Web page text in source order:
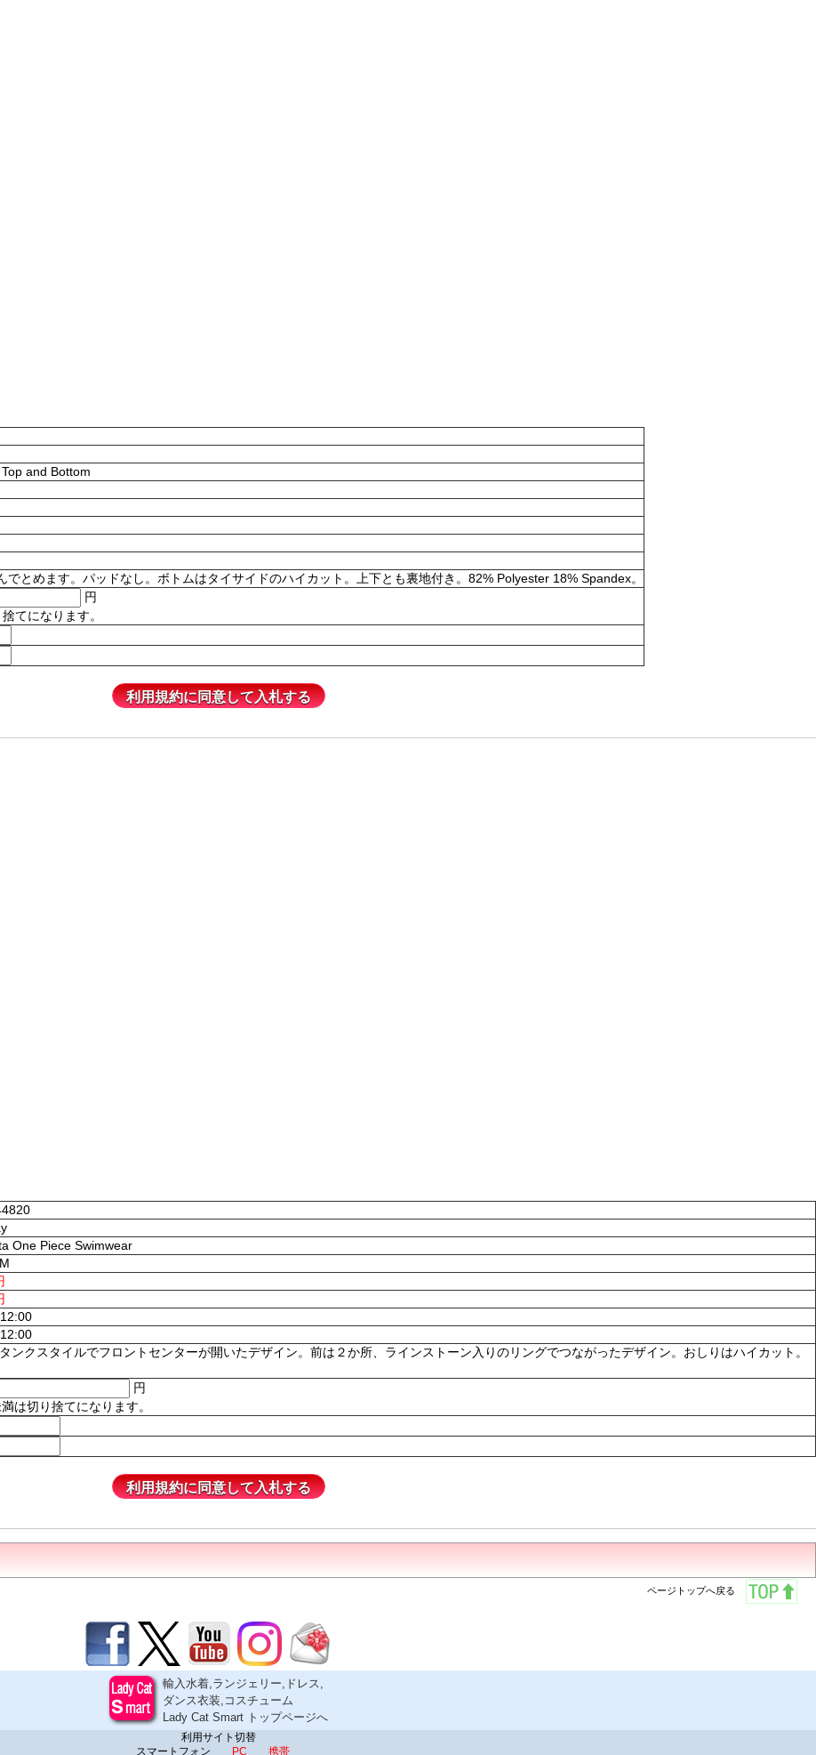
and Bottom
とめます。パッドなし。ボトムはタイサイドのハイカット。上下とも裏地付き。82% Polyester 18% Spandex。
円
てになります。
One Piece Swimwear
クスタイルでフロントセンターが開いたデザイン。前は２か所、ラインストーン入りのリングでつながったデザイン。おしりはハイカット。
円
は切り捨てになります。
ページトップへ戻る
輸入水着,ランジェリー,ドレス,
ダンス衣装,コスチューム
Lady Cat Smart トップページへ
利用サイト切替
スマートフォン
PC 携帯